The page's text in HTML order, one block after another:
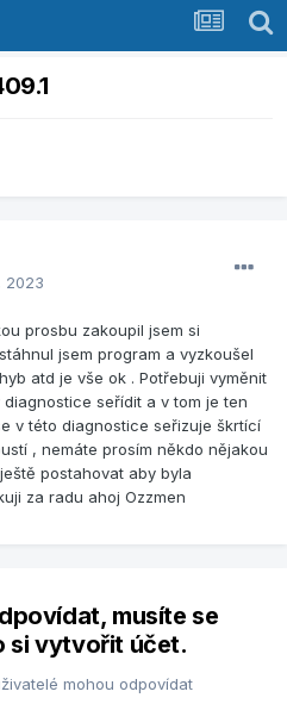
2023
prosbu zakoupil jsem si
jsem program a vyzkoušel
atd je vše ok . Potřebuji vyměnit
seřídit a v tom je ten
v této diagnostice seřizuje škrtící
, nemáte prosím někdo nějakou
postahovat aby byla
za radu ahoj Ozzmen
musíte se
si vytvořit účet.
mohou odpovídat